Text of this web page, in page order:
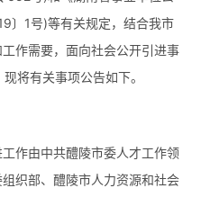
〕1号)等有关规定，结合我市
作需要，面向社会公开引进事
将有关事项公告如下。
作由中共醴陵市委人才工作领
织部、醴陵市人力资源和社会